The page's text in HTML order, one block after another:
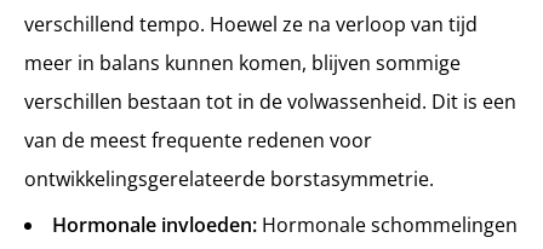
verschillend tempo. Hoewel ze na verloop van tijd
meer in balans kunnen komen, blijven sommige
verschillen bestaan tot in de volwassenheid. Dit is een
van de meest frequente redenen voor
ontwikkelingsgerelateerde borstasymmetrie.
Hormonale invloeden: Hormonale schommelingen